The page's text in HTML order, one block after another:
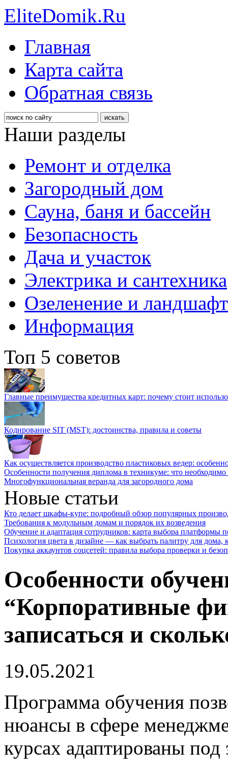
EliteDomik.Ru
Главная
Карта сайта
Обратная связь
Наши разделы
Ремонт и отделка
Загородный дом
Сауна, баня и бассейн
Безопасность
Дача и участок
Электрика и сантехника
Озеленение и
Информация
Топ 5 советов
Главные преимущества кредитных карт: почему стоит
Кодирование SIT (MST): достоинства, правила и советы
Как осуществляется производство пластиковых ведер:
Особенности получения диплома в техникуме: что необходимо
Многофункциональная веранда для загородного дома
Новые статьи
Кто делает шкафы-купе: подробный обзор популярных
Требования к модульным домам и порядок их возведения
Обучение и адаптация сотрудников: карта выбора платформы
Психология цвета в дизайне — как выбрать палитру для дома,
Покупка аккаунтов соцсетей: правила выбора проверки и
Особенности
“Корпоративные
записаться и
19.05.2021
Программа обучения
нюансы в сфере
курсах адаптированы